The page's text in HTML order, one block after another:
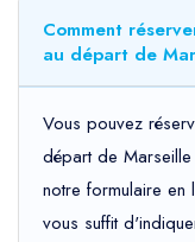
Comment
au départ de
Vous pouvez
départ de
notre formulaire
vous suffit